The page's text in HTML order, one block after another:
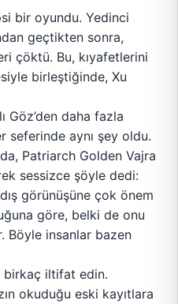
bir oyundu. Yedinci
geçtikten sonra,
çöktü. Bu, kıyafetlerini
birleştiğinde, Xu
Göz’den daha fazla
seferinde aynı şey oldu.
Patriarch Golden Vajra
sessizce şöyle dedi:
görünüşüne çok önem
göre, belki de onu
Böyle insanlar bazen
birkaç iltifat edin.
okuduğu eski kayıtlara